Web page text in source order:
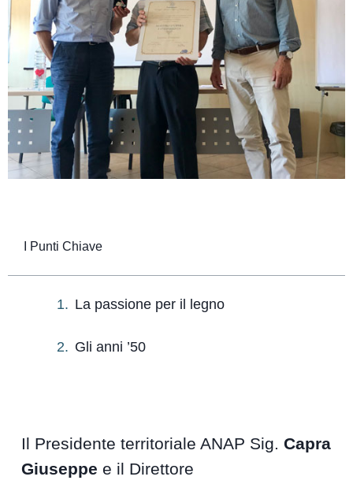
I Punti Chiave
La passione per il legno
Gli anni ’50
Il Presidente territoriale ANAP Sig.Capra
Giuseppe e il Direttore